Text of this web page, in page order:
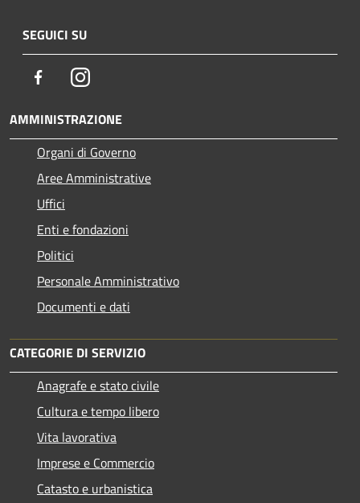
SEGUICI SU
FacebookInstagram
AMMINISTRAZIONE
Organi di Governo
Aree Amministrative
Uffici
Enti e fondazioni
Politici
Personale Amministrativo
Documenti e dati
CATEGORIE DI SERVIZIO
Anagrafe e stato civile
Cultura e tempo libero
Vita lavorativa
Imprese e Commercio
Catasto e urbanistica